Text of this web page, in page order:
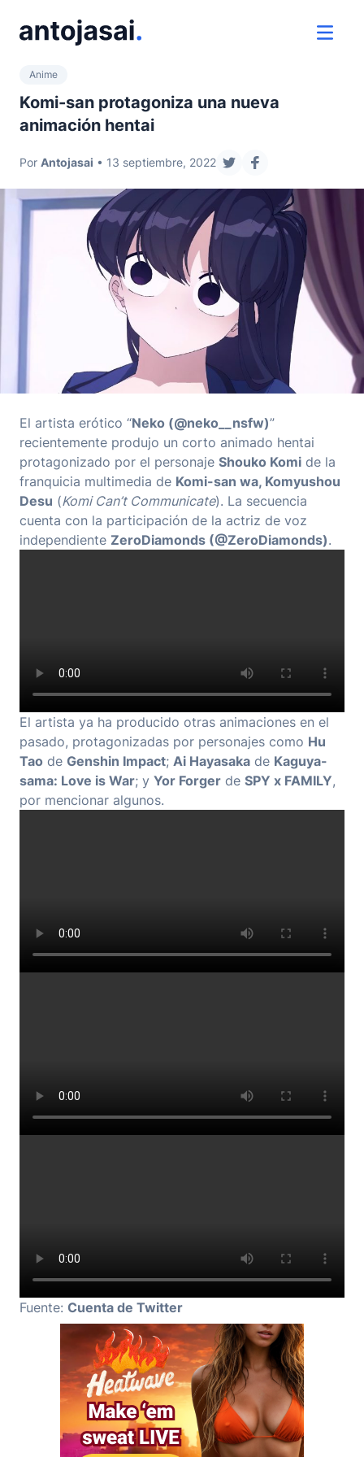
ver
Anime
Komi-san protagoniza una nueva
animación hentai
Por Antojasai • 13 septiembre, 2022
compartir en twitter
compartir en
El artista erótico “Neko (@neko__nsfw)”
recientemente produjo un corto animado hentai
protagonizado por el personaje Shouko Komi de la
franquicia multimedia de Komi-san wa, Komyushou
Desu (Komi Can’t Communicate). La secuencia
cuenta con la participación de la actriz de voz
independiente ZeroDiamonds (@ZeroDiamonds).
El artista ya ha producido otras animaciones en el
pasado, protagonizadas por personajes como Hu
Tao de Genshin Impact; Ai Hayasaka de Kaguya-
sama: Love is War; y Yor Forger de SPY x FAMILY,
por mencionar algunos.
Fuente: Cuenta de Twitter